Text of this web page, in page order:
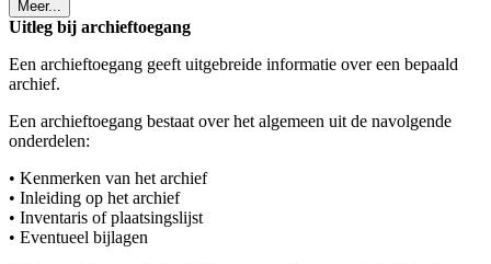
Meer...
Uitleg bij archieftoegang
Een archieftoegang geeft uitgebreide informatie over een bepaald
archief.
Een archieftoegang bestaat over het algemeen uit de navolgende
onderdelen:
• Kenmerken van het archief
• Inleiding op het archief
• Inventaris of plaatsingslijst
• Eventueel bijlagen